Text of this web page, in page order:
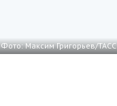
Фото: Максим Григорьев/ТАСС